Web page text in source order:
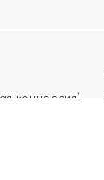
концессия)